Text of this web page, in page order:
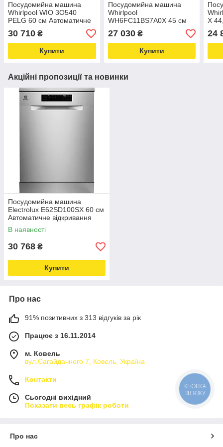
Посудомийна машина
Whirlpool WIO 3O540
PELG 60 см Автоматичне
відкривання дверцят
Шухляда для столових
приборів
30 710 ₴
Купити
Посудомийна машина
Whirlpool
WH6FC11BS7A0X 45 см
Автоматичне відкривання
дверцят Шухляда для
столових приборів
27 030₴
Купити
X
24
Акційні пропозиції та новинки
Посудомийна машина
Electrolux E62SD100SX 60 см
Автоматичне відкривання
дверцят
В наявності
30 768 ₴
Купити
Про нас
91% позитивних з 313 відгуків за рік
Працює з 16.11.2014
м. Ковель
вул.Сагайдачного 7, Ковель, Україна
Контакти
Сьогодні вихідний
Показати весь графік роботи
Про нас
КНОПКА
ЗВ'ЯЗКУ